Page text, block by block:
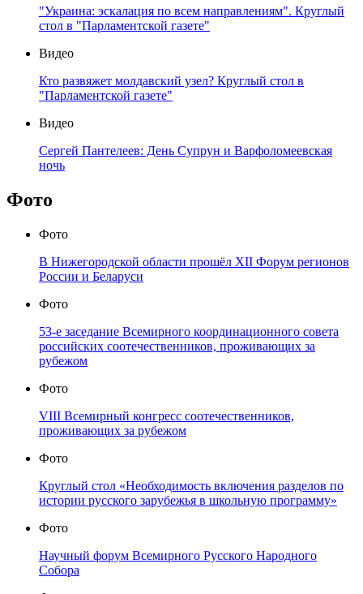
"Украина: эскалация по всем направлениям". Круглый
стол в "Парламентской газете"
Видео
Кто развяжет молдавский узел? Круглый стол в
"Парламентской газете"
Видео
Сергей Пантелеев: День Супрун и Варфоломеевская
ночь
Фото
Фото
В Нижегородской области прошёл XII Форум регионов
России и Беларуси
Фото
53-е заседание Всемирного координационного совета
российских соотечественников, проживающих за
рубежом
Фото
VIII Всемирный конгресс соотечественников,
проживающих за рубежом
Фото
Круглый стол «Необходимость включения разделов по
истории русского зарубежья в школьную программу»
Фото
Научный форум Всемирного Русского Народного
Собора